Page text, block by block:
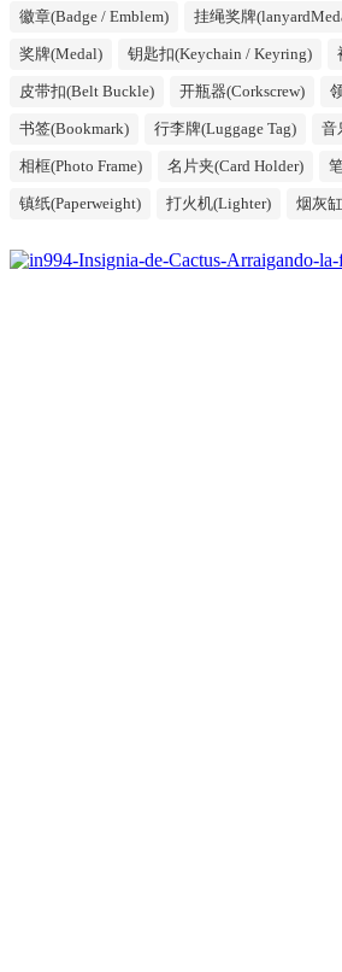
徽章(Badge / Emblem) 挂绳奖牌
奖牌(Medal) 钥匙扣(Keychain / Keyring)
皮带扣(Belt Buckle) 开瓶器(Corkscrew)
书签(Bookmark) 行李牌(Luggage Tag) 音
相框(Photo Frame) 名片夹(Card Holder)
镇纸(Paperweight) 打火机(Lighter) 烟灰